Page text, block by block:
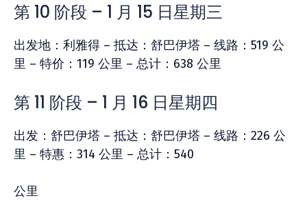
第 10 阶段 – 1 月 15 日星期三
出发地：利雅得 – 抵达：舒巴伊塔 – 线路：519 公
里 – 特价：119 公里 – 总计：638 公里
第 11 阶段 – 1 月 16 日星期四
出发：舒巴伊塔 – 抵达：舒巴伊塔 – 线路：226 公
里 – 特惠：314 公里 – 总计：540
公里